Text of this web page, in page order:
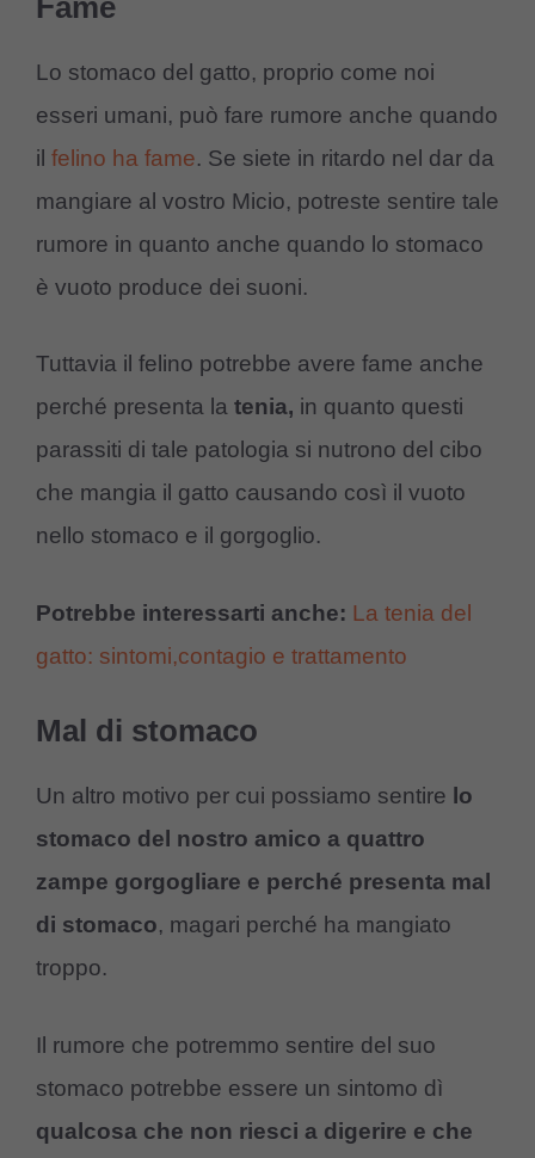
Lo stomaco del gatto, proprio come noi
esseri umani, può fare rumore anche quando
il felino ha fame. Se siete in ritardo nel dar da
mangiare al vostro Micio, potreste sentire tale
rumore in quanto anche quando lo stomaco
è vuoto produce dei suoni.
Tuttavia il felino potrebbe avere fame anche
perché presenta la tenia, in quanto questi
parassiti di tale patologia si nutrono del cibo
che mangia il gatto causando così il vuoto
nello stomaco e il gorgoglio.
Potrebbe interessarti anche: La tenia del
gatto: sintomi,contagio e trattamento
Mal di stomaco
Un altro motivo per cui possiamo sentire lo
stomaco del nostro amico a quattro
zampe gorgogliare e perché presenta mal
di stomaco, magari perché ha mangiato
troppo.
Il rumore che potremmo sentire del suo
stomaco potrebbe essere un sintomo dì
qualcosa che non riesci a digerire e che